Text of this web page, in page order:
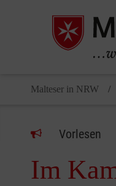
Malteser in NRW
Vorlesen
Im